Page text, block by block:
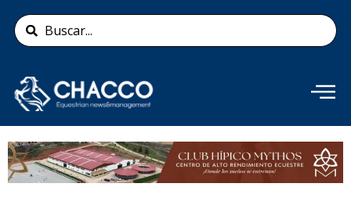
contenido
Search
...
Añade aquí tu texto de
cabecera